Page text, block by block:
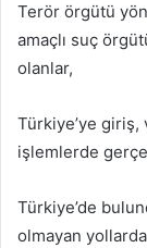
Terör örgütü
amaçlı suç
olanlar,
Türkiye’ye giriş,
işlemlerde
Türkiye’de
olmayan